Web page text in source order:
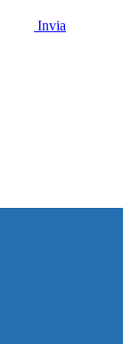
Invia